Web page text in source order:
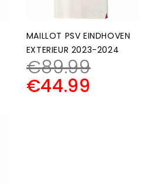
MAILLOT PSV EINDHOVEN
EXTERIEUR 2023-2024
€89.99
€44.99